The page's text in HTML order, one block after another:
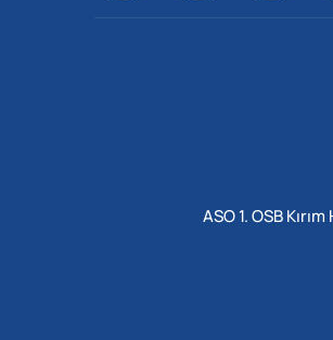
ASO 1. OSB